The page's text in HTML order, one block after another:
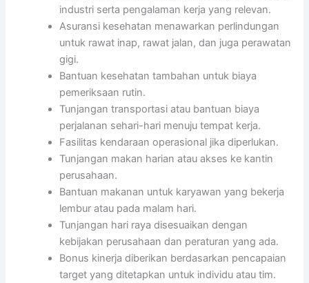
industri serta pengalaman kerja yang relevan.
Asuransi kesehatan menawarkan perlindungan
untuk rawat inap, rawat jalan, dan juga perawatan
gigi.
Bantuan kesehatan tambahan untuk biaya
pemeriksaan rutin.
Tunjangan transportasi atau bantuan biaya
perjalanan sehari-hari menuju tempat kerja.
Fasilitas kendaraan operasional jika diperlukan.
Tunjangan makan harian atau akses ke kantin
perusahaan.
Bantuan makanan untuk karyawan yang bekerja
lembur atau pada malam hari.
Tunjangan hari raya disesuaikan dengan
kebijakan perusahaan dan peraturan yang ada.
Bonus kinerja diberikan berdasarkan pencapaian
target yang ditetapkan untuk individu atau tim.